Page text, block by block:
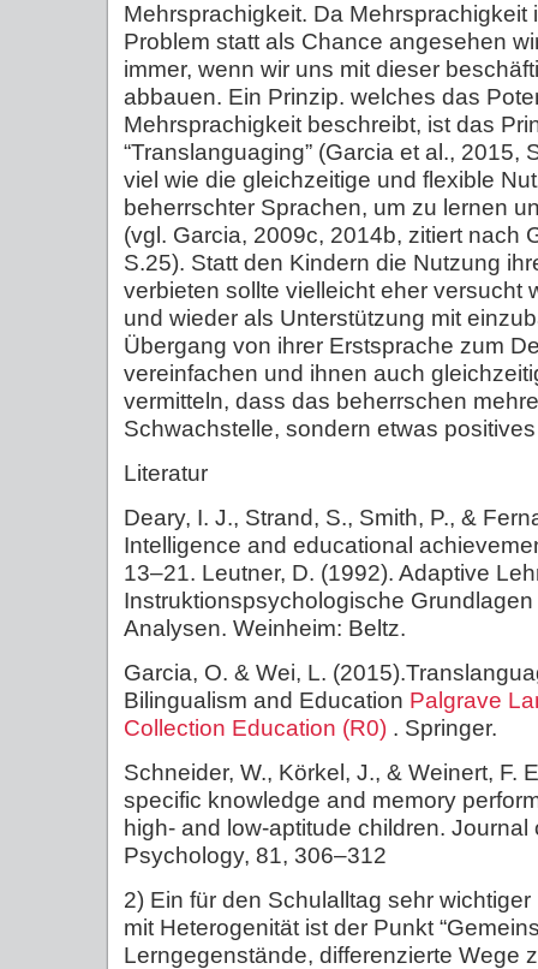
Mehrsprachigkeit. Da Mehrsprachigkeit
Problem statt als Chance angesehen
immer, wenn wir uns mit dieser
abbauen. Ein Prinzip. welches das
Mehrsprachigkeit beschreibt, ist das
“Translanguaging” (Garcia et al., 2015,
viel wie die gleichzeitige und flexible
beherrschter Sprachen, um zu lernen
(vgl. Garcia, 2009c, 2014b, zitiert nach
S.25). Statt den Kindern die Nutzung
verbieten sollte vielleicht eher versucht
und wieder als Unterstützung mit
Übergang von ihrer Erstsprache zum
vereinfachen und ihnen auch
vermitteln, dass das beherrschen
Schwachstelle, sondern etwas
Literatur
Deary, I. J., Strand, S., Smith, P., &
Intelligence and educational
13–21. Leutner, D. (1992). Adaptive
Instruktionspsychologische
Analysen. Weinheim: Beltz.
Garcia, O. & Wei, L.
Bilingualism and Education Palgrave
Collection Education (R0) . Springer.
Schneider, W., Körkel, J., & Weinert, F.
specific knowledge and memory
high- and low-aptitude children. Journal
Psychology, 81, 306–312
2) Ein für den Schulalltag sehr
mit Heterogenität ist der Punkt
Lerngegenstände, differenzierte Wege